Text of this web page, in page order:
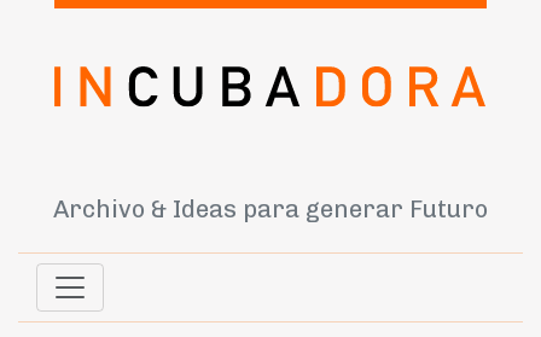
Archivo & Ideas para generar Futuro